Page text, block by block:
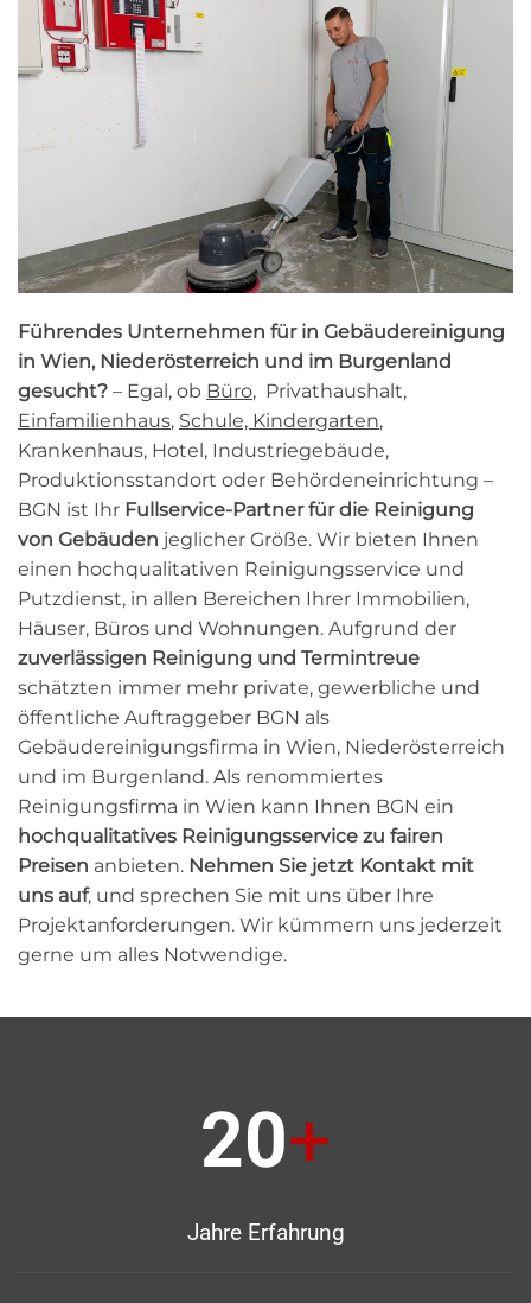
Führendes Unternehmen für in Gebäudereinigung
in Wien, Niederösterreich und im Burgenland
gesucht? – Egal, ob Büro, Privathaushalt,
Einfamilienhaus, Schule, Kindergarten,
Krankenhaus, Hotel, Industriegebäude,
Produktionsstandort oder Behördeneinrichtung –
BGN ist Ihr Fullservice-Partner für die Reinigung
von Gebäuden jeglicher Größe. Wir bieten Ihnen
einen hochqualitativen Reinigungsservice und
Putzdienst, in allen Bereichen Ihrer Immobilien,
Häuser, Büros und Wohnungen. Aufgrund der
zuverlässigen Reinigung und Termintreue
schätzten immer mehr private, gewerbliche und
öffentliche Auftraggeber BGN als
Gebäudereinigungsfirma in Wien, Niederösterreich
und im Burgenland. Als renommiertes
Reinigungsfirma in Wien kann Ihnen BGN ein
hochqualitatives Reinigungsservice zu fairen
Preisen anbieten. Nehmen Sie jetzt Kontakt mit
uns auf, und sprechen Sie mit uns über Ihre
Projektanforderungen. Wir kümmern uns jederzeit
gerne um alles Notwendige.
20+
Jahre Erfahrung